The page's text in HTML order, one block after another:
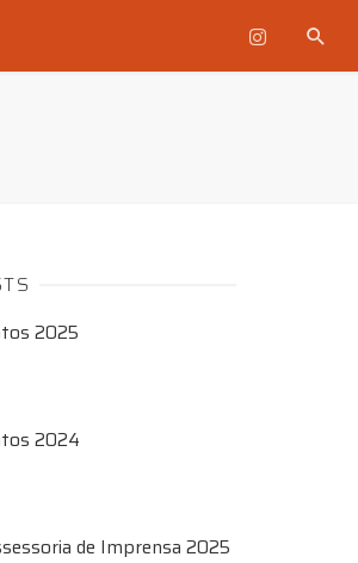
2025
2024
de Imprensa 2025